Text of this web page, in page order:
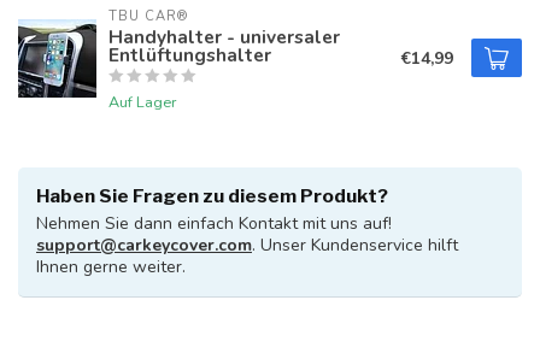
TBU CAR®
Handyhalter - universaler
Entlüftungshalter
Auf Lager
€14,99
Haben Sie Fragen zu diesem Produkt?
Nehmen Sie dann einfach Kontakt mit uns auf!
support@carkeycover.com. Unser Kundenservice hilft
Ihnen gerne weiter.